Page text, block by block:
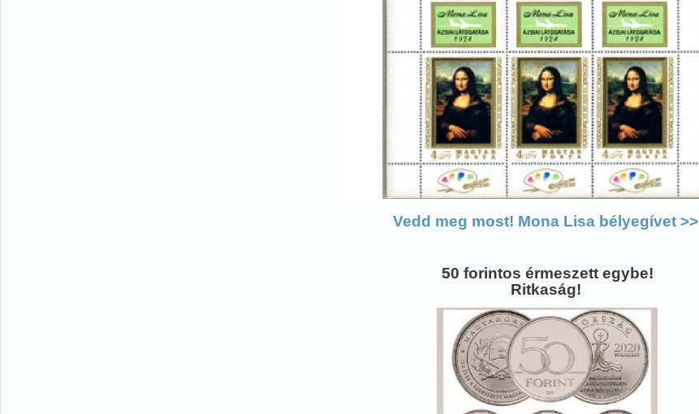
Vedd meg most! Mona Lisa bélyegívet >>
50 forintos érmeszett egybe!
Ritkaság!